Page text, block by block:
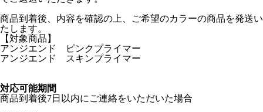
商品到着後、内容を確認の上、ご希望のカラーの商品を発送い
たします。
【対象商品】
アンジエンド ピンクプライマー
アンジエンド スキンプライマー
対応可能期間
商品到着後7日以内にご連絡をいただいた場合